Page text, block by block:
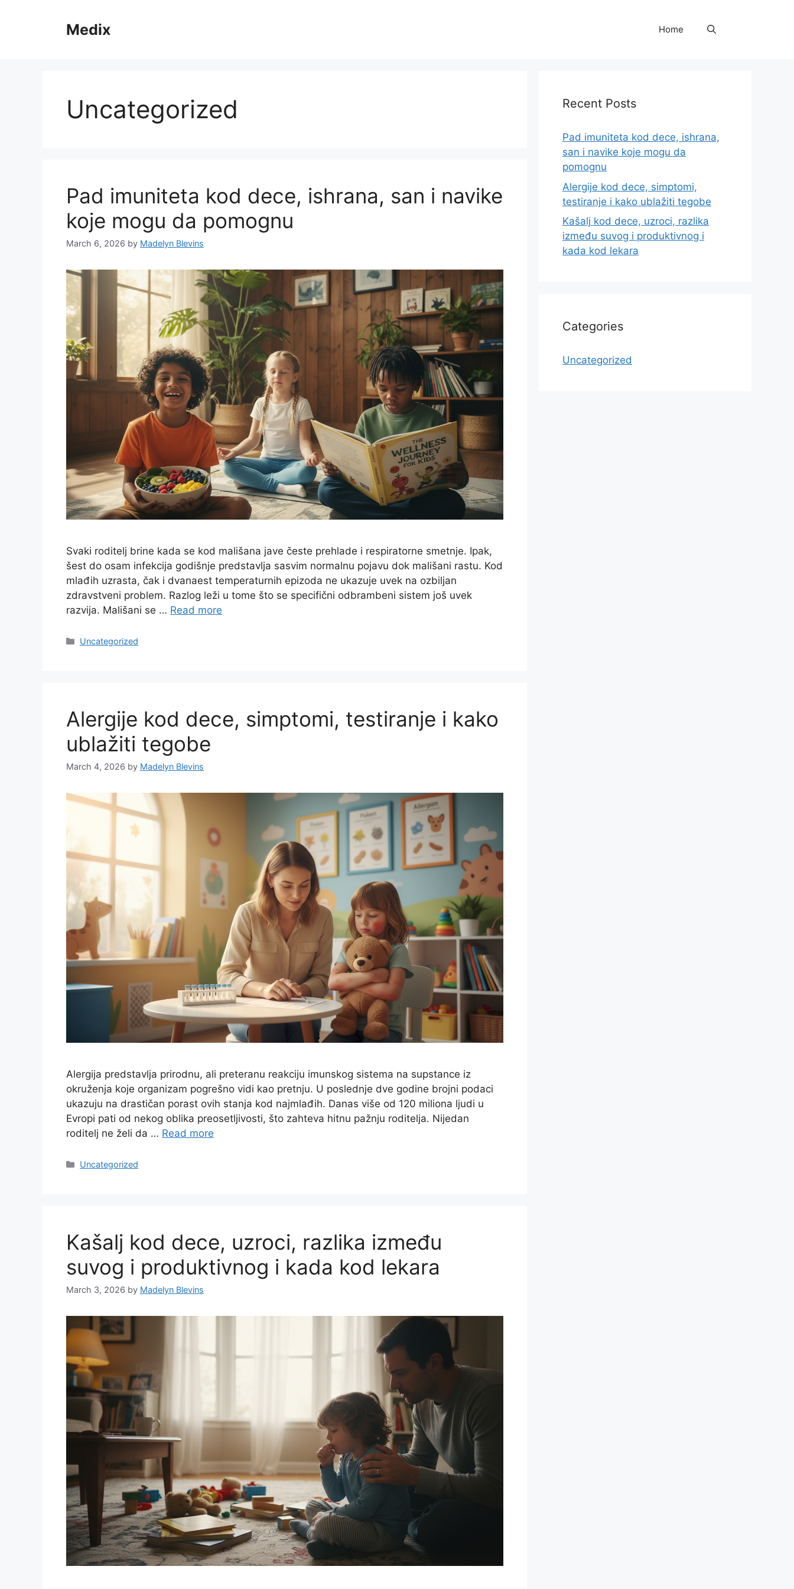
Medix Home
Uncategorized
Pad imuniteta kod dece, ishrana, san i navike
koje mogu da pomognu
March 6, 2026 by Madelyn Blevins
Svaki roditelj brine kada se kod mališana jave česte prehlade i respiratorne smetnje. Ipak,
šest do osam infekcija godišnje predstavlja sasvim normalnu pojavu dok mališani rastu. Kod
mlađih uzrasta, čak i dvanaest temperaturnih epizoda ne ukazuje uvek na ozbiljan
zdravstveni problem. Razlog leži u tome što se specifični odbrambeni sistem još uvek
razvija. Mališani se … Read more
Categories
Uncategorized
Alergije kod dece, simptomi, testiranje i kako
ublažiti tegobe
March 4, 2026 by Madelyn Blevins
Alergija predstavlja prirodnu, ali preteranu reakciju imunskog sistema na supstance iz
okruženja koje organizam pogrešno vidi kao pretnju. U poslednje dve godine brojni podaci
ukazuju na drastičan porast ovih stanja kod najmlađih. Danas više od 120 miliona ljudi u
Evropi pati od nekog oblika preosetljivosti, što zahteva hitnu pažnju roditelja. Nijedan
roditelj ne želi da … Read more
Categories
Uncategorized
Kašalj kod dece, uzroci, razlika između
suvog i produktivnog i kada kod lekara
March 3, 2026 by Madelyn Blevins
Recent Posts
Pad imuniteta kod dece, ishrana,
san i navike koje mogu da
pomognu
Alergije kod dece, simptomi,
testiranje i kako ublažiti tegobe
Kašalj kod dece, uzroci, razlika
između suvog i produktivnog i
kada kod lekara
Categories
Uncategorized